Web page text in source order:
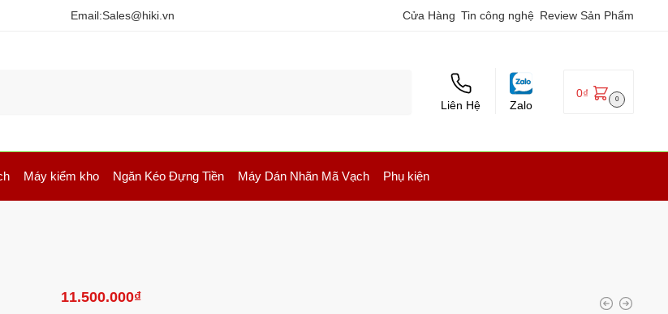
Email:Sales@hiki.vn Cửa Hàng Tin công nghệ Review Sản Phẩm
Liên Hệ Zalo
0₫ 0
Máy kiểm kho Ngăn Kéo Đựng Tiền Máy Dán Nhãn Mã Vạch Phụ kiện
11.500.000₫